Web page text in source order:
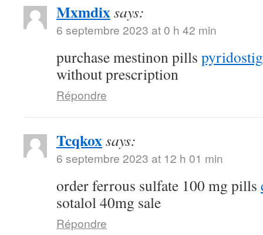
Mxmdixsays:
6 septembre 2023 at 0 h 42 min
purchase mestinon pills
without prescription
Répondre
Tcqkoxsays:
6 septembre 2023 at 12 h 01 min
order ferrous sulfate 100 mg pills
sotalol 40mg sale
Répondre